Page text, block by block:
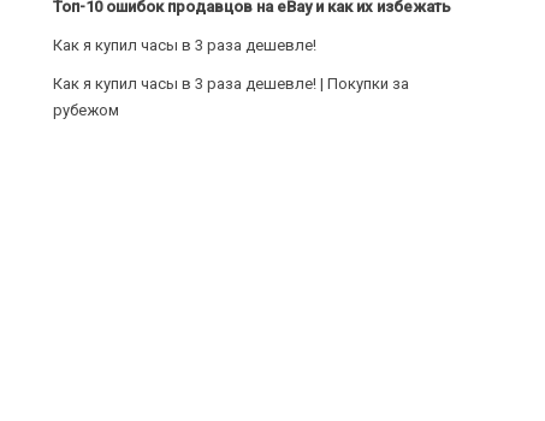
Топ-10 ошибок продавцов на eBay и как их избежать
Как я купил часы в 3 раза дешевле!
Как я купил часы в 3 раза дешевле! | Покупки за
рубежом